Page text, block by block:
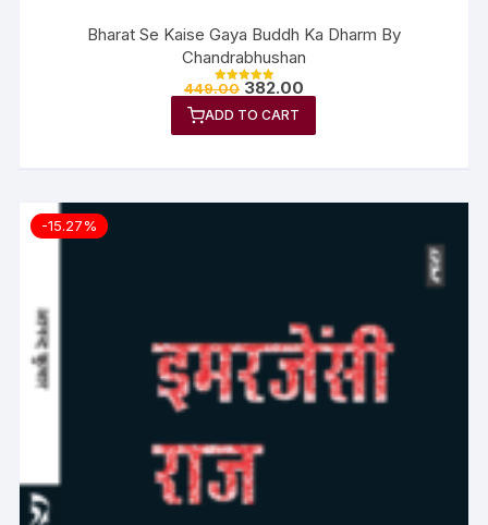
Bharat Se Kaise Gaya Buddh Ka Dharm By
Chandrabhushan
Rated
out of 5
449.00 382.00
ADD TO CART
-15.27%